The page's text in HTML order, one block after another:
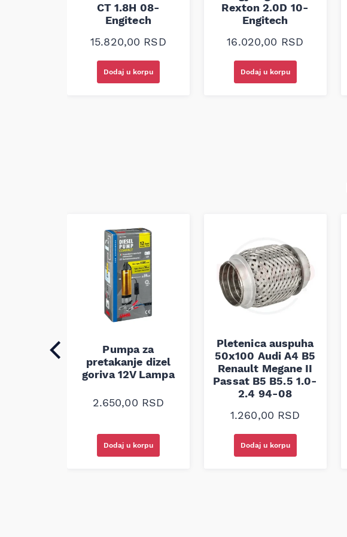
CT 1.8H 08-
Engitech
15.820,00 RSD
Dodaj u korpu
Rexton 2.0D 10-
Engitech
16.020,00 RSD
Dodaj u korpu
Pumpa za
pretakanje dizel
goriva 12V Lampa
2.650,00 RSD
Dodaj u korpu
Pletenica auspuha
50x100 Audi A4 B5
Renault Megane II
Passat B5 B5.5 1.0-
2.4 94-08
1.260,00 RSD
Dodaj u korpu